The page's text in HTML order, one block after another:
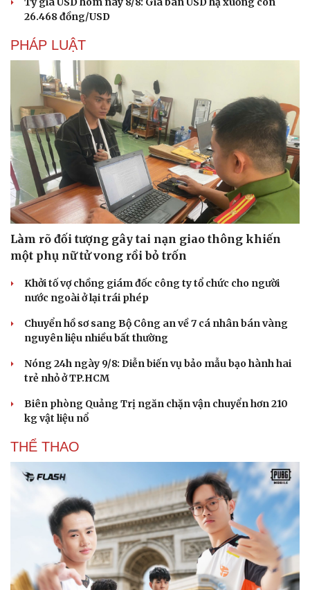
Tư vấn
Săn Tour
Podcast
Câu chuyện thời sự
Đọc truyện đêm khuya
26.468 đồng/USD
PHÁP LUẬT
Làm rõ đối tượng gây tai nạn giao thông khiến
một phụ nữ tử vong rồi bỏ trốn
Khởi tố vợ chồng giám đốc công ty tổ chức cho người
nước ngoài ở lại trái phép
Chuyển hồ sơ sang Bộ Công an về 7 cá nhân bán vàng
nguyên liệu nhiều bất thường
Nóng 24h ngày 9/8: Diễn biến vụ bảo mẫu bạo hành hai
trẻ nhỏ ở TP.HCM
Biên phòng Quảng Trị ngăn chặn vận chuyển hơn 210
kg vật liệu nổ
THỂ THAO